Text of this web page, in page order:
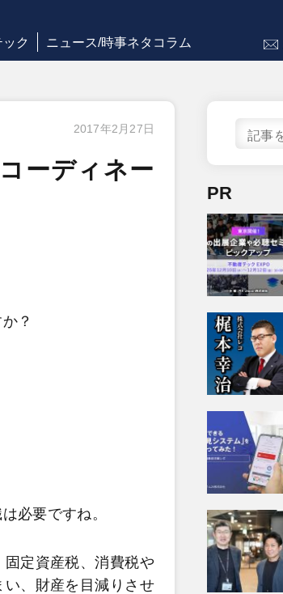
ク ニュース/時事ネタコラム
2017年2月27日
ーディネー
？
必要ですね。
定資産税、消費税や
、財産を目減りさせ
PR